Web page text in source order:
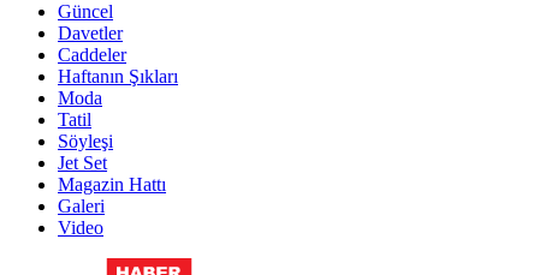
Güncel
Davetler
Caddeler
Haftanın Şıkları
Moda
Tatil
Söyleşi
Jet Set
Magazin Hattı
Galeri
Video